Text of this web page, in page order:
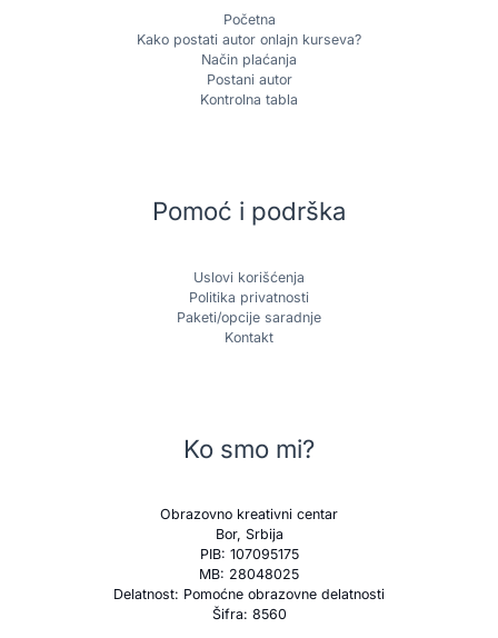
Početna
Kako postati autor onlajn kurseva?
Način plaćanja
Postani autor
Kontrolna tabla
Pomoć i podrška
Uslovi korišćenja
Politika privatnosti
Paketi/opcije saradnje
Kontakt
Ko smo mi?
Obrazovno kreativni centar
Bor, Srbija
PIB: 107095175
MB: 28048025
Delatnost: Pomoćne obrazovne delatnosti
Šifra: 8560